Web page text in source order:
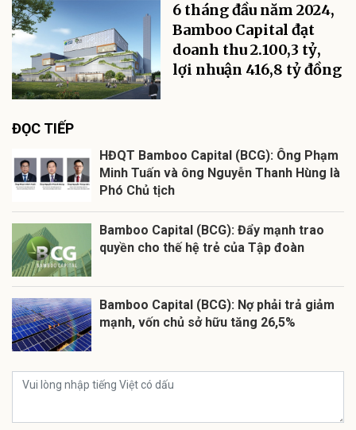
6 tháng đầu năm 2024,
Bamboo Capital đạt
doanh thu 2.100,3 tỷ,
lợi nhuận 416,8 tỷ đồng
ĐỌC TIẾP
HĐQT Bamboo Capital (BCG): Ông Phạm
Minh Tuấn và ông Nguyễn Thanh Hùng là
Phó Chủ tịch
Bamboo Capital (BCG): Đẩy mạnh trao
quyền cho thế hệ trẻ của Tập đoàn
Bamboo Capital (BCG): Nợ phải trả giảm
mạnh, vốn chủ sở hữu tăng 26,5%